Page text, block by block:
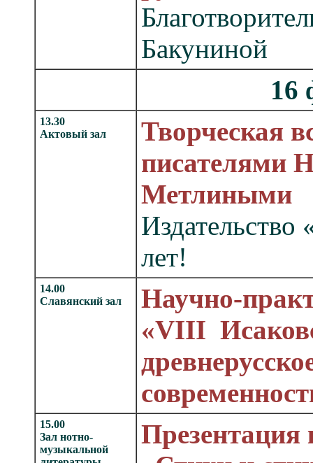
Бакуниной
16
13.30
Актовый зал
Творческая
писателями
Метлиными
лет!
14.00
Славянский зал
Научно-
«VIII
15.00
Зал нотно-
музыкальной